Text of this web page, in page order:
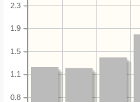
0.8
1.1
1.5
1.9
2.3